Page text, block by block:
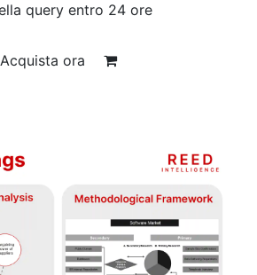
query entro 24 ore
Acquista ora